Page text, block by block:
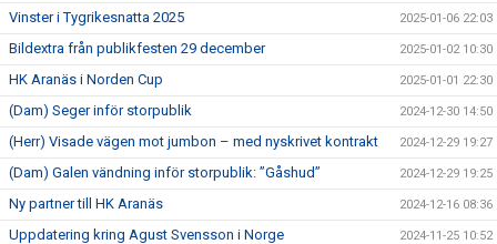
Vinster i Tygrikesnatta 2025 2025-01-06 22:03
Bildextra från publikfesten 29 december 2025-01-02 10:30
HK Aranäs i Norden Cup 2025-01-01 22:30
(Dam) Seger inför storpublik 2024-12-30 14:50
(Herr) Visade vägen mot jumbon – med nyskrivet kontrakt 2024-12-29 19:27
(Dam) Galen vändning inför storpublik: ”Gåshud” 2024-12-29 19:25
Ny partner till HK Aranäs 2024-12-16 08:36
Uppdatering kring Agust Svensson i Norge 2024-11-25 10:52